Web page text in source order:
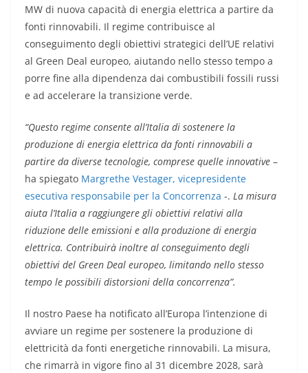
MW di nuova capacità di energia elettrica a partire da
fonti rinnovabili. Il regime contribuisce al
conseguimento degli obiettivi strategici dell’UE relativi
al Green Deal europeo, aiutando nello stesso tempo a
porre fine alla dipendenza dai combustibili fossili russi
e ad accelerare la transizione verde.
“Questo regime consente all’Italia di sostenere la
produzione di energia elettrica da fonti rinnovabili a
partire da diverse tecnologie, comprese quelle innovative –
ha spiegato Margrethe Vestager, vicepresidente
esecutiva responsabile per la Concorrenza -. La misura
aiuta l’Italia a raggiungere gli obiettivi relativi alla
riduzione delle emissioni e alla produzione di energia
elettrica. Contribuirà inoltre al conseguimento degli
obiettivi del Green Deal europeo, limitando nello stesso
tempo le possibili distorsioni della concorrenza”.
Il nostro Paese ha notificato all’Europa l’intenzione di
avviare un regime per sostenere la produzione di
elettricità da fonti energetiche rinnovabili. La misura,
che rimarrà in vigore fino al 31 dicembre 2028, sarà